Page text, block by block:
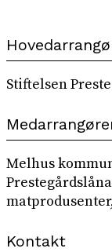
Stiftelsen
Melhus
Kontakt